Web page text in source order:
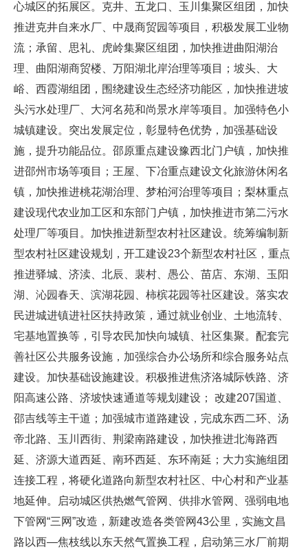
心城区的拓展区。克井、五龙口、玉川集聚区组团，加快
推进克井自来水厂、中晟商贸园等项目，积极发展工业物
流；承留、思礼、虎岭集聚区组团，加快推进曲阳湖治
理、曲阳湖商贸楼、万阳湖北岸治理等项目；坡头、大
峪、西霞湖组团，围绕建设生态经济功能区，加快推进坡
头污水处理厂、大河名苑和尚景水岸等项目。加强特色小
城镇建设。突出发展定位，彰显特色优势，加强基础设
施，提升功能品位。邵原重点建设豫西北门户镇，加快推
进邵州市场等项目；王屋、下冶重点建设文化旅游休闲名
镇，加快推进桃花湖治理、梦柏河治理等项目；梨林重点
建设现代农业加工区和东部门户镇，加快推进市第二污水
处理厂等项目。加快推进新型农村社区建设。统筹编制新
型农村社区建设规划，开工建设23个新型农村社区，重点
推进驿城、济渎、北辰、裴村、愚公、苗店、东湖、玉阳
湖、沁园春天、滨湖花园、柿槟花园等社区建设。落实农
民进城进镇进社区扶持政策，通过就业创业、土地流转、
宅基地置换等，引导农民加快向城镇、社区集聚。配套完
善社区公共服务设施，加强综合办公场所和综合服务站点
建设。加快基础设施建设。积极推进焦济洛城际铁路、济
阳高速公路、济坡快速通道等规划建设； 改建207国道、
邵吉线等主干道；加强城市道路建设，完成东西二环、汤
帝北路、玉川西街、荆梁南路建设，加快推进北海路西
延、济源大道西延、南环西延、东环南延；大力实施组团
连接工程，将硬化道路向新型农村社区、中心村和产业基
地延伸。启动城区供热燃气管网、供排水管网、强弱电地
下管网“三网”改造，新建改造各类管网43公里，实施文昌
路以西—焦枝线以东天然气置换工程，启动第三水厂前期